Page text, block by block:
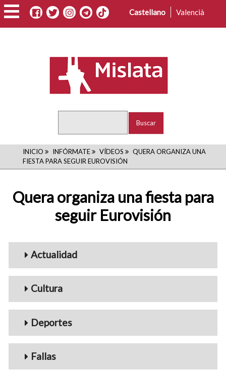
Pasar
al
contenido
Castellano Valencià
RUTA
DE
NAVEGACIÓN
INICIO INFÓRMATE VÍDEOS
QUERA ORGANIZA UNA
FIESTA PARA SEGUIR EUROVISIÓN
Quera organiza una fiesta para
seguir Eurovisión
Menu_Videos
Actualidad
Cultura
Deportes
Fallas